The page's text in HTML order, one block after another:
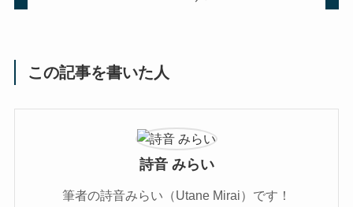
この記事を書いた人
詩音 みらい
筆者の詩音みらい（Utane Mirai）です！